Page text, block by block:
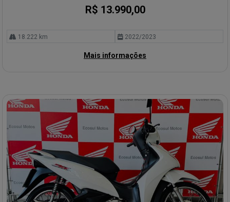
R$ 13.990,00
18.222 km 2022/2023
Mais informações